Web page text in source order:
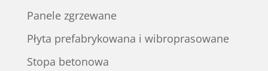
Panele zgrzewane
Płyta prefabrykowana i wibroprasowane
Stopa betonowa